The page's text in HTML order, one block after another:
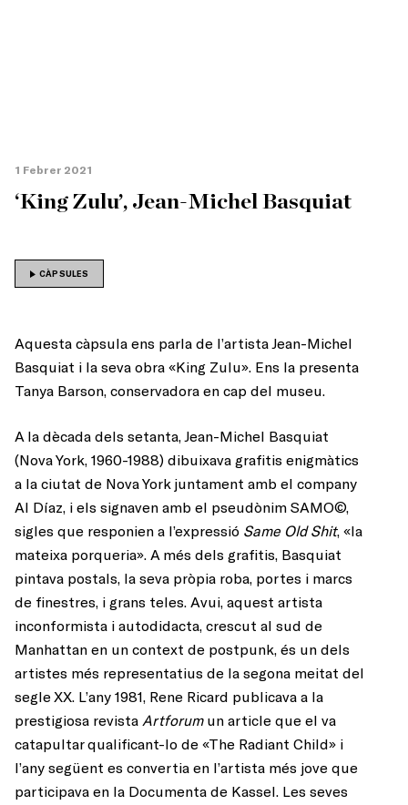
1 Febrer 2021
‘King Zulu’, Jean-Michel Basquiat
CÀPSULES
Aquesta càpsula ens parla de l’artista Jean-Michel
Basquiat i la seva obra «King Zulu». Ens la presenta
Tanya Barson, conservadora en cap del museu.
A la dècada dels setanta, Jean-Michel Basquiat
(Nova York, 1960-1988) dibuixava grafitis enigmàtics
a la ciutat de Nova York juntament amb el company
Al Díaz, i els signaven amb el pseudònim SAMO©,
sigles que responien a l’expressió Same Old Shit, «la
mateixa porqueria». A més dels grafitis, Basquiat
pintava postals, la seva pròpia roba, portes i marcs
de finestres, i grans teles. Avui, aquest artista
inconformista i autodidacta, crescut al sud de
Manhattan en un context de postpunk, és un dels
artistes més representatius de la segona meitat del
segle XX. L’any 1981, Rene Ricard publicava a la
prestigiosa revista Artforumun article que el va
catapultar qualificant-lo de «The Radiant Child» i
l’any següent es convertia en l’artista més jove que
participava en la Documenta de Kassel. Les seves